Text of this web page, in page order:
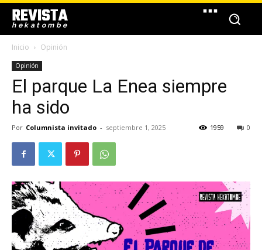
REVISTA
hekatombe
Inicio Opinión
Opinión
El parque La Enea siempre
ha sido
Por Columnista invitado - septiembre 1, 2025 0
1959